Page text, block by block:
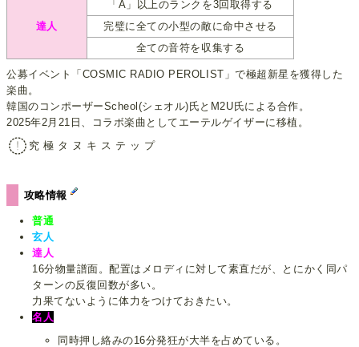
達人
「A」以上のランクを3回取得する
完璧に全ての小型の敵に命中させる
全ての音符を収集する
公募イベント「COSMIC RADIO PEROLIST」で極超新星を獲得した
楽曲。
韓国のコンポーザーScheol(シェオル)氏とM2U氏による合作。
2025年2月21日、コラボ楽曲としてエーテルゲイザーに移植。
究 極 タ ヌ キ ス テ ッ プ
攻略情報
普通
玄人
達人
16分物量譜面。配置はメロディに対して素直だが、とにかく同パ
ターンの反復回数が多い。
力果てないように体力をつけておきたい。
名人
同時押し絡みの16分発狂が大半を占めている。